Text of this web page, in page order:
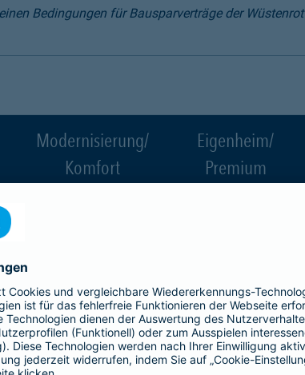
Bedingungen für Bausparverträge der
Modernisierung/
Komfort
Eigenheim/
Premium
enthalten enthalten
enthalten enthalten